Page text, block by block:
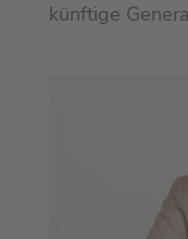
künftige